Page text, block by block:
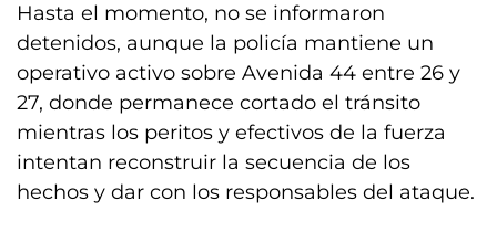
Hasta el momento, no se informaron
detenidos, aunque la policía mantiene un
operativo activo sobre Avenida 44 entre 26 y
27, donde permanece cortado el tránsito
mientras los peritos y efectivos de la fuerza
intentan reconstruir la secuencia de los
hechos y dar con los responsables del ataque.